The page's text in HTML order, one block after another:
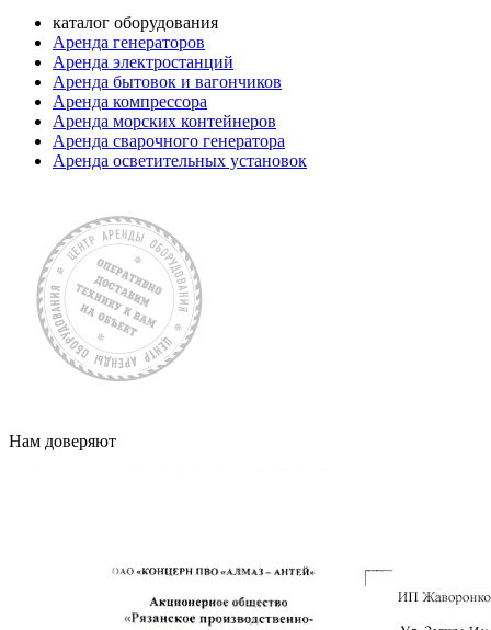
каталог оборудования
Аренда генераторов
Аренда электростанций
Аренда бытовок и вагончиков
Аренда компрессора
Аренда морских контейнеров
Аренда сварочного генератора
Аренда осветительных установок
Нам доверяют